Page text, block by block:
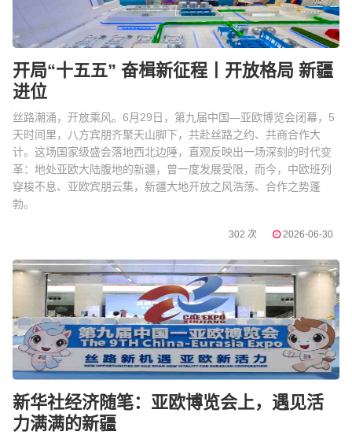
开局“十五五” 奋楫新征程丨开放格局 新疆
进位
丝路潮涌，开放乘风。6月29日，第九届中国—亚欧博览会闭幕，5
天时间里，八方宾朋齐聚天山脚下，共赴丝路之约、共商合作大
计。这场国家级盛会落地西北边陲，直观反映出一场深刻的时代变
革：地处亚欧大陆腹地的新疆，曾一度发展受限，而今，中欧班列
穿梭不息、亚欧宾朋云集，新疆大地开放之风浩荡、合作之势蓬
勃。
302 次 2026-06-30
新华社经济随笔：亚欧博览会上，遇见活
力满满的新疆